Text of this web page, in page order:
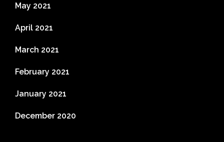
May 2021
April 2021
March 2021
February 2021
January 2021
December 2020